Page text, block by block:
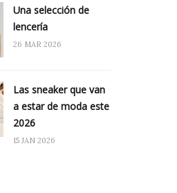
Una selección de
lencería
26 MAR 2026
Las sneaker que van
a estar de moda este
2026
15 JAN 2026